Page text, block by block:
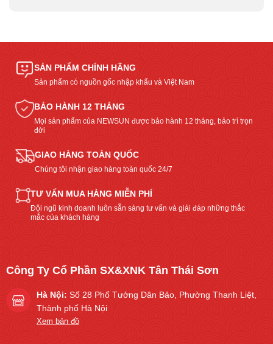
SẢN PHẨM CHÍNH HÃNG
Sản phẩm có nguồn gốc nhập khẩu và Việt Nam
BẢO HÀNH 12 THÁNG
Mọi sản phẩm của NEWSUN được bảo hành 12 tháng, bảo trì trọn
đời
GIAO HÀNG TOÀN QUỐC
Chúng tôi nhận giao hàng toàn quốc 24/7
TƯ VẤN MUA HÀNG MIỄN PHÍ
Đội ngũ kinh doanh luôn sẵn sàng tư vấn và giải đáp những thắc
mắc của khách hàng
Công Ty Cổ Phần SX&XNK Tân Thái Sơn
Hà Nội: Số 28 Phố Tưởng Dân Bảo, Phường Thanh Liệt,
Thành phố Hà Nội
Xem bản đồ